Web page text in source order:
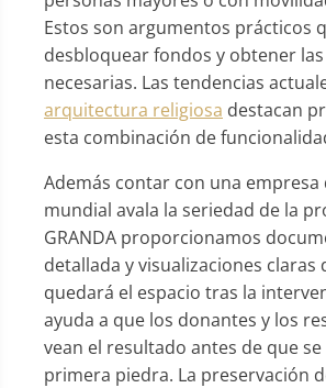
Estos son argumentos prácticos
desbloquear fondos y obtener
necesarias. Las tendencias
arquitectura religiosa destacan
esta combinación de
Además contar con una empresa
mundial avala la seriedad de la
GRANDA proporcionamos
detallada y visualizaciones claras
quedará el espacio tras la
ayuda a que los donantes y los
vean el resultado antes de que se
primera piedra. La preservación